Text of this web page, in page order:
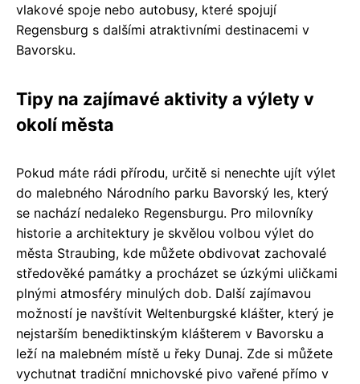
vlakové spoje nebo autobusy, které spojují
Regensburg s dalšími atraktivními destinacemi v
Bavorsku.
Tipy na zajímavé aktivity a výlety v
okolí města
Pokud máte rádi přírodu, určitě si nenechte ujít výlet
do malebného Národního parku Bavorský les, který
se nachází nedaleko Regensburgu. Pro milovníky
historie a architektury je skvělou volbou výlet do
města Straubing, kde můžete obdivovat zachovalé
středověké památky a procházet se úzkými uličkami
plnými atmosféry minulých dob. Další zajímavou
možností je navštívit Weltenburgské klášter, který je
nejstarším benediktinským klášterem v Bavorsku a
leží na malebném místě u řeky Dunaj. Zde si můžete
vychutnat tradiční mnichovské pivo vařené přímo v